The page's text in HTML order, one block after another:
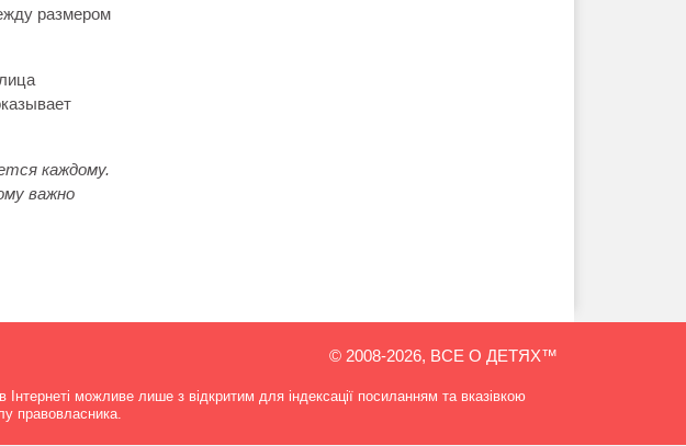
размером
каждому.
важно
© 2008-2026, ВСЕ О ДЕТЯХ™
можливе лише з відкритим для індексації посиланням та вказівкою
правовласника.